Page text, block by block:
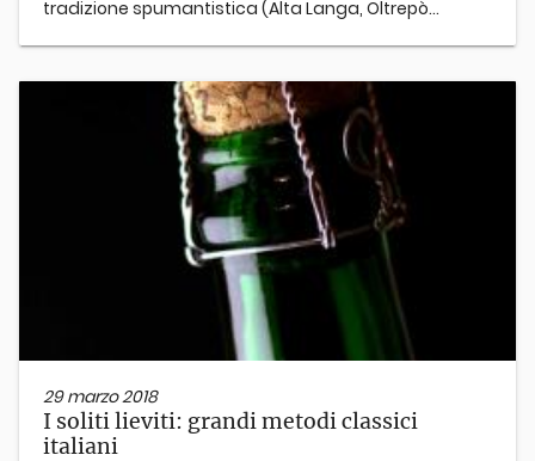
tradizione spumantistica (Alta Langa, Oltrepò...
29 marzo 2018
I soliti lieviti: grandi metodi classici
italiani